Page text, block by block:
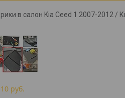
в салон Kia Ceed 1 2007-2012 /
10 руб.